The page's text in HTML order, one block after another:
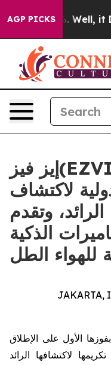
AGP PICKS
40%. Well, it
إيز فيز(EZVIZ) تحصل على
لاكتشاف
الرائد، وتقدم
الذكية
JAKARTA,
بفوزها الأول على الإطلاق
تكريمها لاكتشافها الرائد